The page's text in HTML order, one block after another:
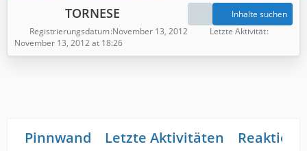
TORNESE
Inhalte suchen
Registrierungsdatum November 13, 2012
Letzte Aktivität
November 13, 2012 at 18:26
Pinnwand Letzte Aktivitäten